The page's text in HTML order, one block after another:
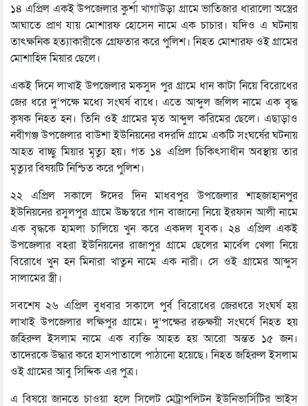
১৪ এপ্রিল একই উপজেলার কুর্শা খাগাউড়া গ্রামে ভাতিজার ধারালো অস্ত্রের
আঘাতে প্রাণ যায় মোশারফ হোসেন নামে এক চাচার। যদিও এ ঘটনায়
তাৎক্ষনিক হত্যাকারীকে গ্রেফতার করে পুলিশ। নিহত মোশারফ ওই গ্রামের
মোশাহিদ মিয়ার ছেলে।
একই দিনে লাখাই উপজেলার মকসুদ পুর গ্রামে ধান কাটা নিয়ে বিরোধের
জের ধরে দু’পক্ষে মধ্যে সংঘর্ষ বাধে। এতে আব্দুল জলিল নামে এক বৃদ্ধ
কৃষক নিহত হন। তিনি ওই গ্রামের মৃত আব্দুল করিমের ছেলে। এছাড়াও
নবীগঞ্জ উপজেলার বাউশা ইউনিয়নের বদরদি গ্রামে একটি সংঘর্ষের ঘটনায়
আহত বাচ্ছু মিয়ার মৃত্যু হয়। গত ১৪ এপ্রিল চিকিৎসাধীন অবস্থায় তার
মৃত্যুর বিষয়টি নিশ্চিত করে পুলিশ।
২২ এপ্রিল সকালে ঈদের দিন মাধবপুর উপজেলার শাহজাহানপুর
ইউনিয়নের রসুলপুর গ্রামে উচ্চস্বরে গান বাজানো নিয়ে ইরফান আলী নামে
এক বৃদ্ধকে হামলা চালিয়ে খুন করে একদল যুবক। ২৪ এপ্রিল একই
উপজেলার বহরা ইউনিয়নের রাজাপুর গ্রামে ছেলের মার্বেল খেলা নিয়ে
বিরোধে খুন হন মিনারা খাতুন নামে এক নারী। সে ওই গ্রামের আব্দুস
সালামের স্ত্রী।
সবশেষ ২৬ এপ্রিল বুধবার সকালে পুর্ব বিরোধের জেরধরে সংঘর্ষ হয়
লাখাই উপজেলার লক্ষিপুর গ্রামে। দু’পক্ষের রক্তক্ষয়ী সংঘর্ষে নিহত হয়
জহিরুল ইসলাম নামে এক ব্যক্তি আহত হয় আরো অন্তত ১৫ জন।
তাদেরকে উদ্ধার করে হাসপাতালে পাঠানো হয়েছে। নিহত জহিরুল ইসলাম
ওই গ্রামের আবু সিদ্দিক এর পুত্র।
এ বিষয়ে জানতে চাওয়া হলে সিলেট মেট্রাপলিটন ইউনিভার্সিটির ভাইস